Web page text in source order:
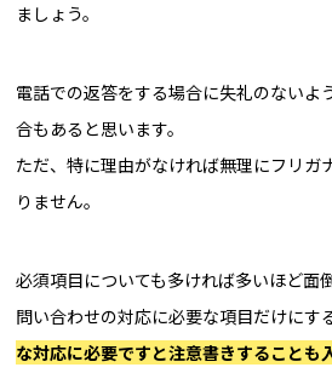
ましょう。
電話での返答をする場合に失礼のないよ
合もあると思います。
ただ、特に理由がなければ無理にフリガ
りません。
必須項目についても多ければ多いほど面
問い合わせの対応に必要な項目だけにす
な対応に必要ですと注意書きすることも